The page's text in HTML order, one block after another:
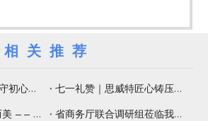
相关推荐
八一建军节 | 以军魂守初心，以精工铸品质
七一礼赞｜思威特匠心铸压电元器件，纳米微孔片佑健康生活
端午安康，因 “雾” 而美 —— 思威特压电雾化片，守护嗅觉与健康
省商务厅联合调研组莅临我司调研 赋能专精特新提质增效